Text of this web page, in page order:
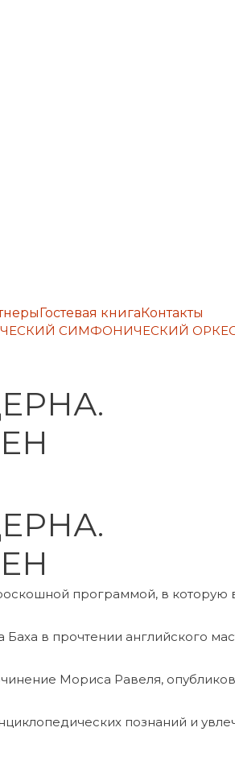
Гостевая книга Контакты
СИМФОНИЧЕСКИЙ
программой, в которую
в прочтении английского
Мориса Равеля,
познаний и